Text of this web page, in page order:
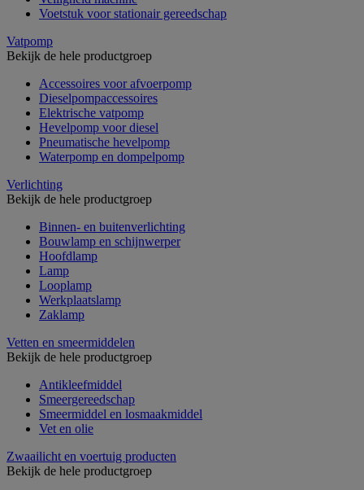
Voetstuk voor stationair gereedschap
Vatpomp
Bekijk de hele productgroep
Accessoires voor afvoerpomp
Dieselpompaccessoires
Elektrische vatpomp
Hevelpomp voor diesel
Pneumatische hevelpomp
Waterpomp en dompelpomp
Verlichting
Bekijk de hele productgroep
Binnen- en buitenverlichting
Bouwlamp en schijnwerper
Hoofdlamp
Lamp
Looplamp
Werkplaatslamp
Zaklamp
Vetten en smeermiddelen
Bekijk de hele productgroep
Antikleefmiddel
Smeergereedschap
Smeermiddel en losmaakmiddel
Vet en olie
Zwaailicht en voertuig producten
Bekijk de hele productgroep